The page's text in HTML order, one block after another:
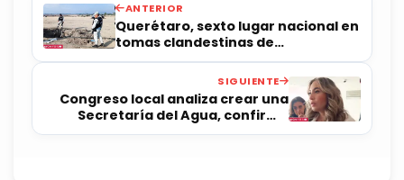
ANTERIOR
Querétaro, sexto lugar nacional en
tomas clandestinas de
hidrocarburo
SIGUIENTE
Congreso local analiza crear una
Secretaría del Agua, confirma
diputada